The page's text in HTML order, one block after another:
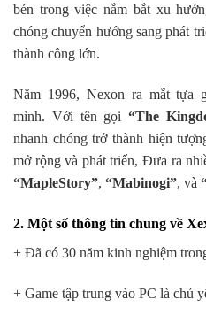
bén trong việc nắm bắt xu
chóng chuyển hướng sang phát
thành công lớn.
Năm 1996, Nexon ra mắt tựa
mình. Với tên gọi“The
nhanh chóng trở thành hiện
mở rộng và phát triển, Đưa ra
“MapleStory”, “Mabinogi”, và
2. Một số thông tin chung về
+ Đã có 30 năm kinh nghiệm
+ Game tập trung vào PC là chủ